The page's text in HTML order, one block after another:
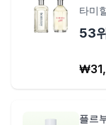
타미
53위
₩
플르